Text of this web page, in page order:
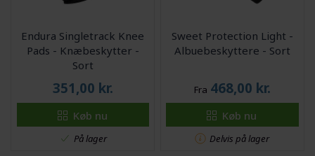
Endura Singletrack Knee
Pads - Knæbeskytter -
Sort
351,00 kr.
Køb nu
På lager
Sweet Protection Light -
Albuebeskyttere - Sort
Fra 468,00 kr.
Køb nu
Delvis på lager